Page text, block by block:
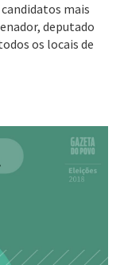
mais
deputado
os locais de